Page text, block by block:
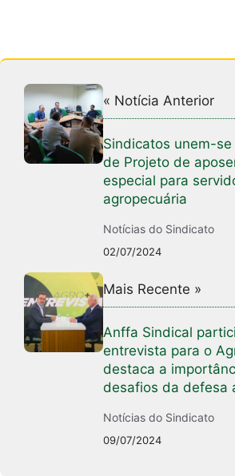
« Notícia Anterior
Sindicatos unem-
de Projeto de
especial para
agropecuária
Notícias do Sindicato
02/07/2024
Mais Recente »
Anffa Sindical
entrevista para o
destaca a
desafios da defesa
Notícias do Sindicato
09/07/2024